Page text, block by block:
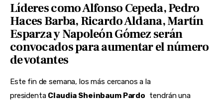
Líderes como Alfonso Cepeda, Pedro
Haces Barba, Ricardo Aldana, Martín
Esparza y Napoleón Gómez serán
convocados para aumentar el número
de votantes
Este fin de semana, los más cercanos a la
presidenta Claudia Sheinbaum Pardo tendrán una